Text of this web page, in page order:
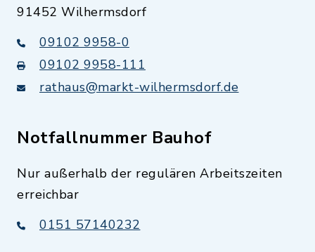
91452 Wilhermsdorf
09102 9958-0
09102 9958-111
rathaus@markt-wilhermsdorf.de
Notfallnummer Bauhof
Nur außerhalb der regulären Arbeitszeiten
erreichbar
0151 57140232